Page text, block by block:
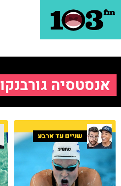
אנסטסיה גורבנקו
שניים עד ארבע